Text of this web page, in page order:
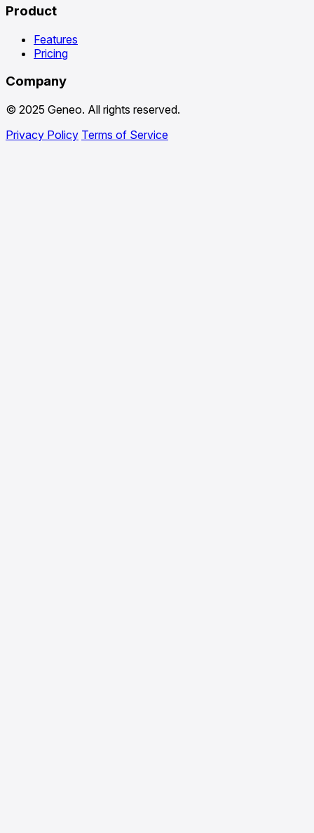
Product
Features
Pricing
Company
© 2025 Geneo. All rights reserved.
Privacy Policy Terms of Service